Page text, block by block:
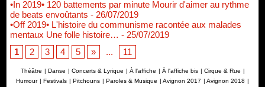
•In 2019• 120 battements par minute Mourir d'aimer au rythme
de beats envoûtants - 26/07/2019
•Off 2019• L'histoire du communisme racontée aux malades
mentaux Une folle histoire… - 25/07/2019
1
2 3 4 5 » ... 11
Théâtre | Danse | Concerts & Lyrique | À l'affiche | À l'affiche bis | Cirque & Rue |
Humour | Festivals | Pitchouns | Paroles & Musique | Avignon 2017 | Avignon 2018 |